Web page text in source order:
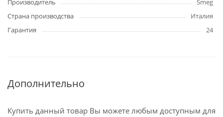
Производитель
Smeg
Страна производства
Италия
Гарантия
24
Дополнительно
Купить данный товар Вы можете любым доступным для